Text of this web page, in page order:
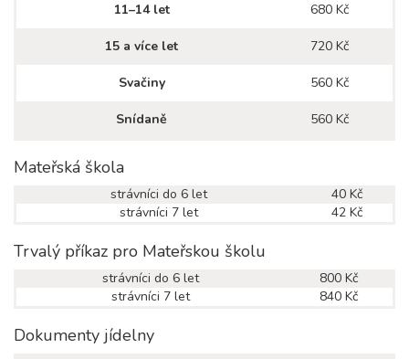
11–14 let 680 Kč
15 a více let 720 Kč
Svačiny 560 Kč
Snídaně 560 Kč
Mateřská škola
strávníci do 6 let
40 Kč
strávníci 7 let
42 Kč
Trvalý příkaz pro Mateřskou školu
strávníci do 6 let
800 Kč
strávníci 7 let
840 Kč
Dokumenty jídelny